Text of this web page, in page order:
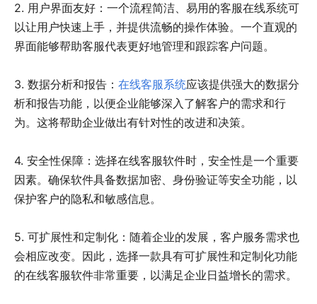
2. 用户界面友好：一个流程简洁、易用的客服在线系统可
以让用户快速上手，并提供流畅的操作体验。一个直观的
界面能够帮助客服代表更好地管理和跟踪客户问题。
3. 数据分析和报告： 在线客服系统应该提供强大的数据分
析和报告功能，以便企业能够深入了解客户的需求和行
为。这将帮助企业做出有针对性的改进和决策。
4. 安全性保障：选择在线客服软件时，安全性是一个重要
因素。确保软件具备数据加密、身份验证等安全功能，以
保护客户的隐私和敏感信息。
5. 可扩展性和定制化：随着企业的发展，客户服务需求也
会相应改变。因此，选择一款具有可扩展性和定制化功能
的在线客服软件非常重要，以满足企业日益增长的需求。